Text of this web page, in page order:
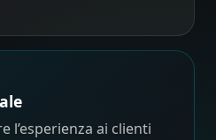
l’esperienza ai clienti